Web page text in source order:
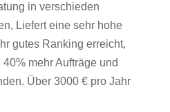
in verschieden
Liefert eine sehr hohe
gutes Ranking erreicht,
mehr Aufträge und
Über 3000 € pro Jahr